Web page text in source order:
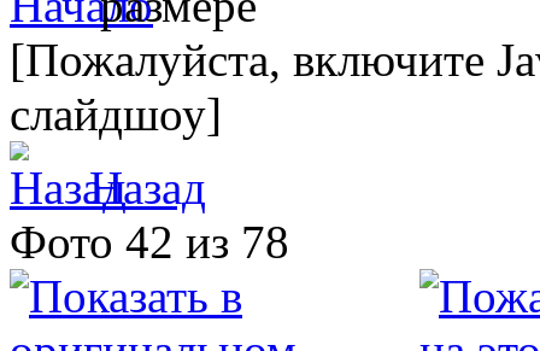
[Пожалуйста, включите
слайдшоу]
Назад
Фото 42 из 78